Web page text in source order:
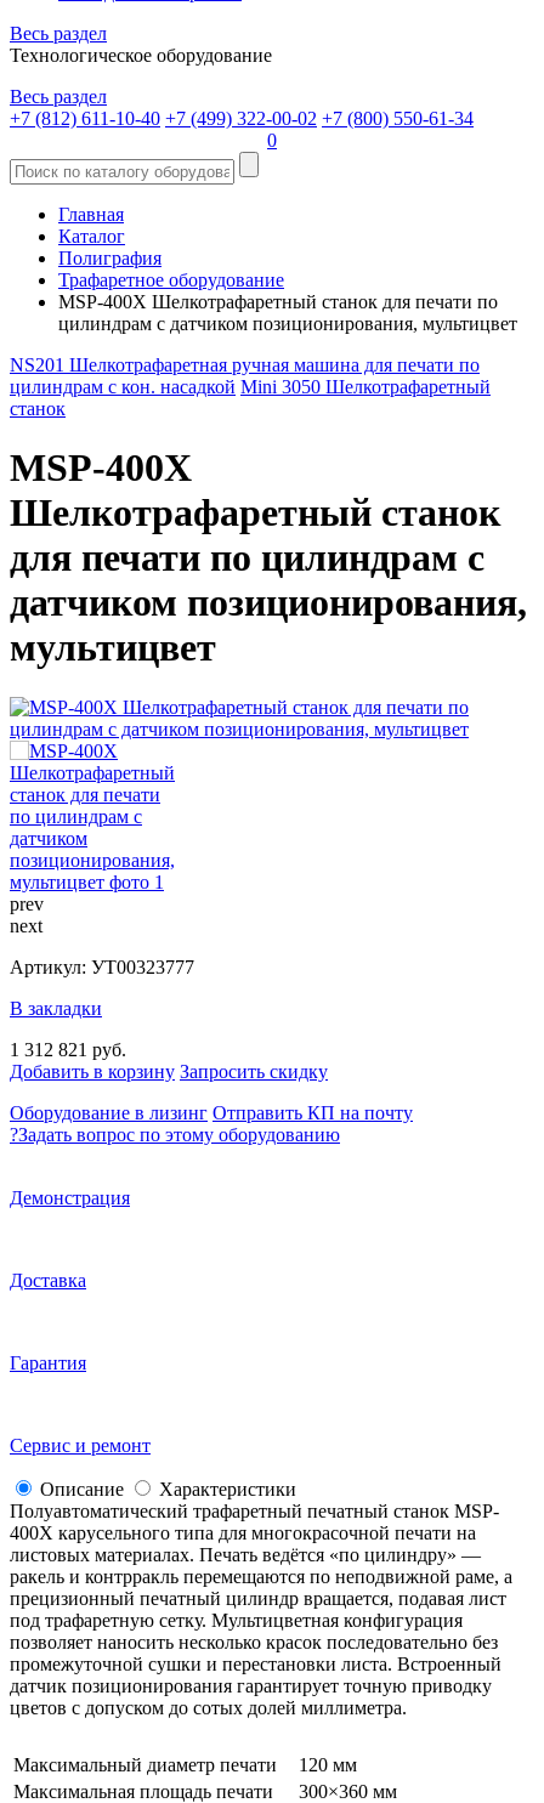
Весь раздел
Технологическое оборудование
Весь раздел
+7 (812) 611-10-40 +7 (499) 322-00-02 +7 (800) 550-61-34
0
Главная
Каталог
Полиграфия
Трафаретное оборудование
MSP-400X Шелкотрафаретный станок для печати по
цилиндрам с датчиком позиционирования, мультицвет
NS201 Шелкотрафаретная ручная машина для печати по
цилиндрам с кон. насадкой Mini 3050 Шелкотрафаретный
станок
MSP-400X
Шелкотрафаретный станок
для печати по цилиндрам с
датчиком позиционирования,
мультицвет
prev
next
Артикул: УТ00323777
В закладки
1 312 821 руб.
Добавить в корзину Запросить скидку
Оборудование в лизинг Отправить КП на почту
?Задать вопрос по этому оборудованию
Демонстрация
Доставка
Гарантия
Сервис и ремонт
Описание
Характеристики
Полуавтоматический трафаретный печатный станок MSP-
400X карусельного типа для многокрасочной печати на
листовых материалах. Печать ведётся «по цилиндру» —
ракель и контрракль перемещаются по неподвижной раме, а
прецизионный печатный цилиндр вращается, подавая лист
под трафаретную сетку. Мультицветная конфигурация
позволяет наносить несколько красок последовательно без
промежуточной сушки и перестановки листа. Встроенный
датчик позиционирования гарантирует точную приводку
цветов с допуском до сотых долей миллиметра.
Максимальный диаметр печати
120 мм
Максимальная площадь печати
300×360 мм